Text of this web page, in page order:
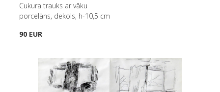
Cukura trauks ar vāku
porcelāns, dekols, h-10,5 cm
90 EUR